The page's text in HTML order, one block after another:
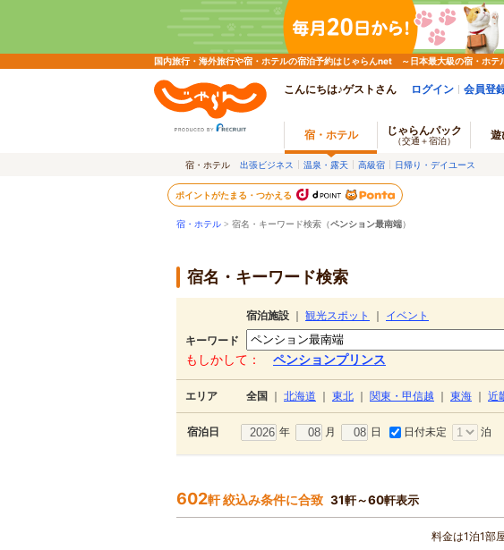
国内旅行・海外旅行や宿・ホテルの宿泊予約はじゃらんnet ～日本最大級の宿・ホテ
こんにちは♪ゲストさん ログイン 会員登
宿・ホテル じゃらんパック
（交通＋宿泊） 遊
宿・ホテル 出張ビジネス 温泉・露天 高級宿 日帰り・デイユース
ポイントがたまる・つかえる
宿・ホテル > 宿名・キーワード検索（ペンション最南端）
宿名・キーワード検索
宿泊施設 観光スポット
イベント
キーワード
もしかして： ペンションプリンス
エリア 全国 北海道 東北 関東・甲信越 東海 近
宿泊日 年 月 日 日付未定 泊
602軒 絞込み条件に合致 31軒～60軒表示
料金は1泊1部